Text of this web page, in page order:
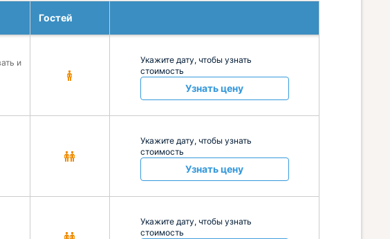
Гостей
и
Укажите дату, чтобы узнать
стоимость
Узнать цену
Укажите дату, чтобы узнать
стоимость
Узнать цену
Укажите дату, чтобы узнать
стоимость